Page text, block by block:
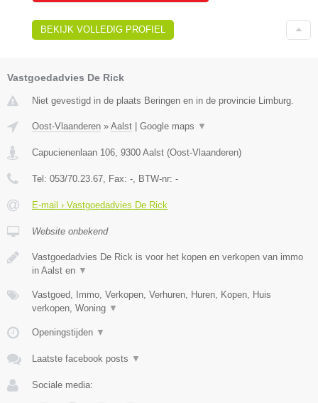
BEKIJK VOLLEDIG PROFIEL
Vastgoedadvies De Rick
Niet gevestigd in de plaats Beringen en in de provincie Limburg.
Oost-Vlaanderen » Aalst Google maps ▼
Capucienenlaan 106 9300 Aalst (Oost-Vlaanderen)
Tel: 053/70.23.67 , Fax: - , BTW-nr: -
E-mail › Vastgoedadvies De Rick
Website onbekend
Vastgoedadvies De Rick is voor het kopen en verkopen van immo
in Aalst en ▼
Vastgoed, Immo, Verkopen, Verhuren, Huren, Kopen, Huis
verkopen, Woning ▼
Openingstijden ▼
Laatste facebook posts ▼
Sociale media: